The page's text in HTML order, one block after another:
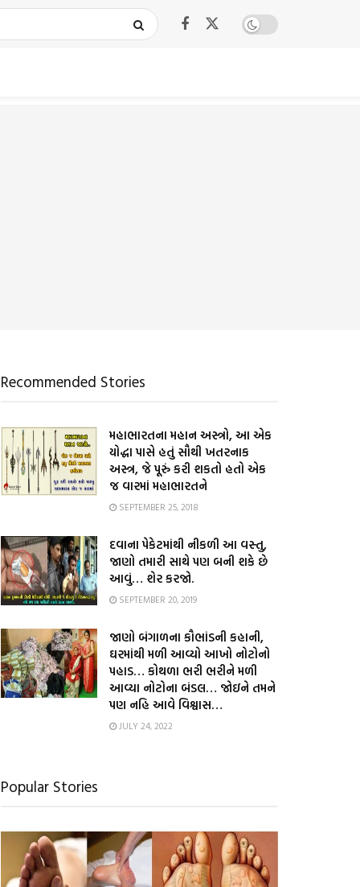
Recommended Stories
મહાભારતના મહાન અસ્ત્રો, આ એક
યોદ્ધા પાસે હતું સૌથી ખતરનાક
અસ્ત્ર, જે પૂરું કરી શકતો હતો એક
જ વારમાં મહાભારતને
SEPTEMBER 25, 2018
દવાના પેકેટમાંથી નીકળી આ વસ્તુ,
જાણો તમારી સાથે પણ બની શકે છે
આવું… શેર કરજો.
SEPTEMBER 20, 2019
જાણો બંગાળના કૌભાંડની કહાની,
ઘરમાંથી મળી આવ્યો આખો નોટોનો
પહાડ… કોથળા ભરી ભરીને મળી
આવ્યા નોટોના બંડલ… જોઇને તમને
પણ નહિ આવે વિશ્વાસ…
JULY 24, 2022
Popular Stories